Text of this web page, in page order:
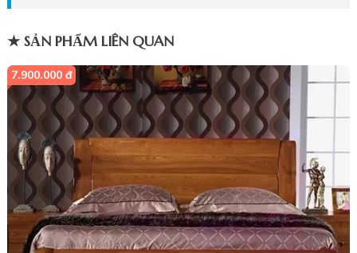
★ SẢN PHẨM LIÊN QUAN
7.900.000 đ